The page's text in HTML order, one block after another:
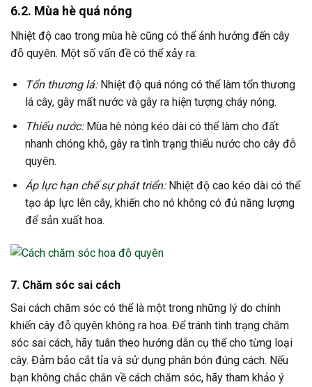
6.2. Mùa hè quá nóng
Nhiệt độ cao trong mùa hè cũng có thể ảnh hưởng đến cây
đỗ quyên. Một số vấn đề có thể xảy ra:
Tổn thương lá:Nhiệt độ quá nóng có thể làm tổn thương
lá cây, gây mất nước và gây ra hiện tượng cháy nóng.
Thiếu nước:Mùa hè nóng kéo dài có thể làm cho đất
nhanh chóng khô, gây ra tình trạng thiếu nước cho cây đỗ
quyên.
Áp lực hạn chế sự phát triển:Nhiệt độ cao kéo dài có thể
tạo áp lực lên cây, khiến cho nó không có đủ năng lượng
để sản xuất hoa.
7. Chăm sóc sai cách
Sai cách chăm sóc có thể là một trong những lý do chính
khiến cây đỗ quyên không ra hoa. Để tránh tình trạng chăm
sóc sai cách, hãy tuân theo hướng dẫn cụ thể cho từng loại
cây. Đảm bảo cắt tỉa và sử dụng phân bón đúng cách. Nếu
bạn không chắc chắn về cách chăm sóc, hãy tham khảo ý